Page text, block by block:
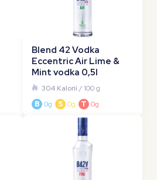
Blend 42 Vodka
Eccentric Air Lime &
Mint vodka 0,5l
304 Kalorií/ 100 g
B 0g S 0g T 0g